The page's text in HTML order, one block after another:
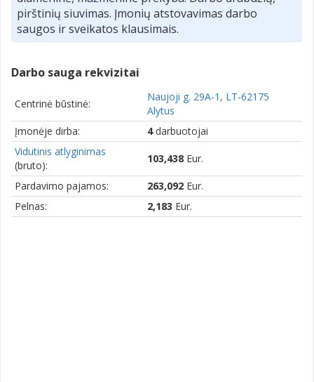
pirštinių siuvimas. Įmonių atstovavimas darbo
saugos ir sveikatos klausimais.
Darbo sauga rekvizitai
Centrinė būstinė:
Naujoji g. 29A-1, LT-62175
Alytus
Įmonėje dirba:
4darbuotojai
Vidutinis atlyginimas
(bruto):
103,438 Eur.
Pardavimo pajamos: 263,092 Eur.
Pelnas:
2,183 Eur.